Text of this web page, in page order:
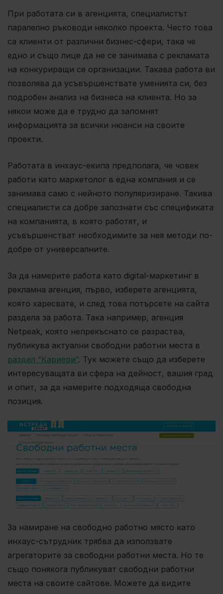
При работата си в агенцията, специалистът
паралелно ръководи няколко проекта. Често това
са клиенти от различни бизнес-сфери, така че
едно и също лице да не се занимава с рекламата
на конкуриращи се организации. Такава работа ви
позволява да усъвършенствате уменията си, без
подробен анализ на бизнеса на клиента. Но за
някои може да е трудно да запомнят
информацията за всички нюанси на своите
проекти.
Работата в инхаус-екипа предполага, че човек
работи като маркетолог в една компания и се
занимава само с нейното популяризиране. Такива
специалисти са добре запознати със спецификата
на компанията, в която работят, и
усъвършенстват необходимите за нея методи по-
добре от универсалните.
За да намерите работа като digital-маркетинг в
рекламна агенция, първо, изберете агенцията,
която харесвате, и след това потърсете на сайта
раздела за работа. Така например, агенция
Netpeak, която непрекъснато се разраства,
публикува актуални свободни работни места в
раздел “Кариери”. Тук можете също да изберете
интересуващата ви сфера на дейност, вашия град
и опит, за да намерите подходяща свободна
позиция.
За намиране на свободно работно място като
инхаус-сътрудник трябва да използвате
агрегаторите за свободни работни места. Но те
също понякога публикуват свободни работни
места на своите сайтове. Можете да видите